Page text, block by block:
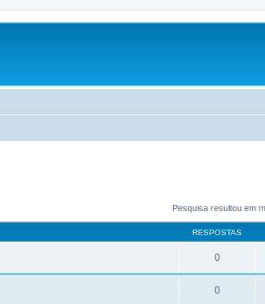
Pesquisa resultou em
RESPOSTAS
0
0